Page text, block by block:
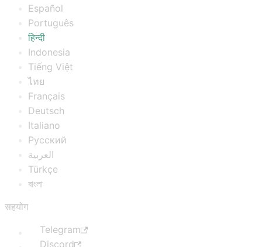
Español
Português
हिन्दी
Indonesia
Tiếng Việt
ไทย
Français
Deutsch
Italiano
Русский
العربية
Türkçe
বাংলা
सहयोग
Telegram
Discord